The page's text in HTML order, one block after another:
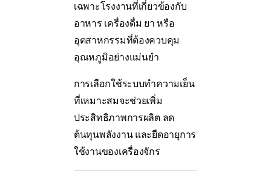
เฉพาะโรงงานที่เกี่ยวข้องกับ
อาหาร เครื่องดื่ม ยา หรือ
อุตสาหกรรมที่ต้องควบคุม
อุณหภูมิอย่างแม่นยำ
การเลือกใช้ระบบทำความเย็น
ที่เหมาะสมจะช่วยเพิ่ม
ประสิทธิภาพการผลิต ลด
ต้นทุนพลังงาน และยืดอายุการ
ใช้งานของเครื่องจักร